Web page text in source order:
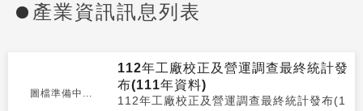
產業資訊訊息列表
圖檔準備中...
112年工廠校正及營運調查最終統計發
布(111年資料)
112年工廠校正及營運調查最終統計發布(1